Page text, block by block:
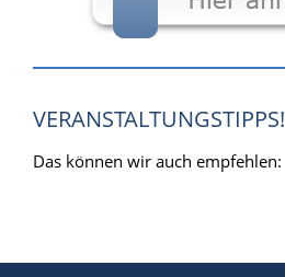
VERANSTALTUNGSTIPPS!
Das können wir auch empfehlen: